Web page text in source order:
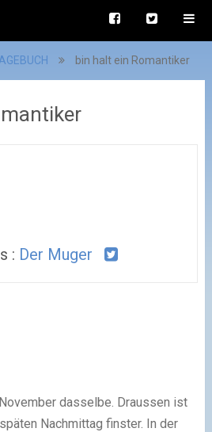
bin halt ein Romantiker
: Der Muger
dasselbe. Draussen ist
Nachmittag finster. In der